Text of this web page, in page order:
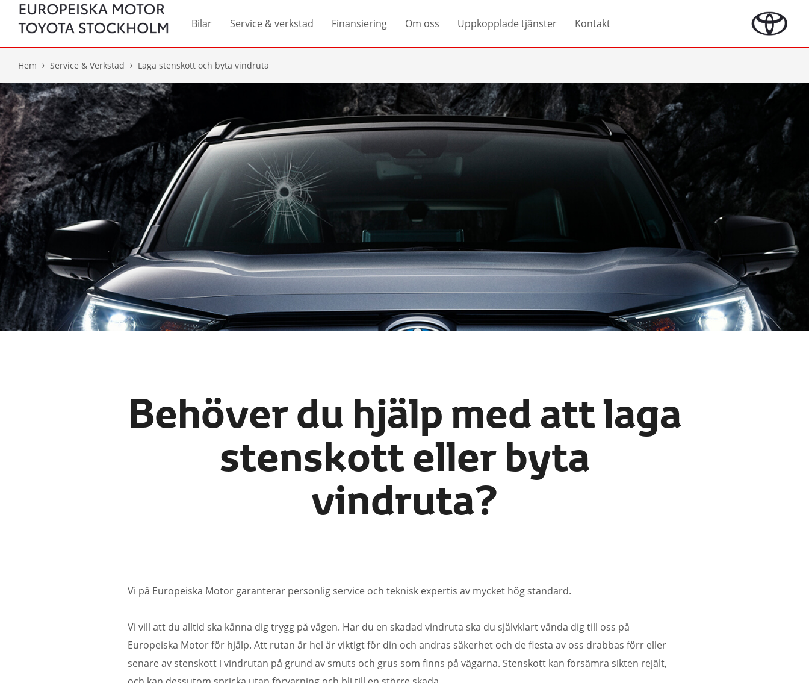
Bilar Service & verkstad Finansiering Om oss Uppkopplade tjänster Kontakt
Hem Service & Verkstad Laga stenskott och byta vindruta
Behöver du hjälp med att laga
stenskott eller byta
vindruta?
Vi på Europeiska Motor garanterar personlig service och teknisk expertis av mycket hög standard.
Vi vill att du alltid ska känna dig trygg på vägen. Har du en skadad vindruta ska du självklart vända dig till oss på
Europeiska Motor för hjälp. Att rutan är hel är viktigt för din och andras säkerhet och de flesta av oss drabbas förr eller
senare av stenskott i vindrutan på grund av smuts och grus som finns på vägarna. Stenskott kan försämra sikten rejält,